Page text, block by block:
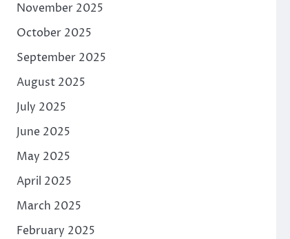
November 2025
October 2025
September 2025
August 2025
July 2025
June 2025
May 2025
April 2025
March 2025
February 2025